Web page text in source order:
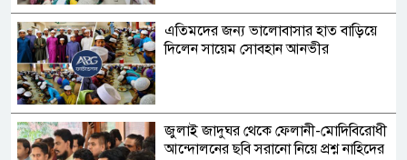
এতিমদের জন্য ভালোবাসার হাত বাড়িয়ে
দিলেন সায়েম সোবহান আনভীর
জুলাই জাদুঘর থেকে ফেলানী-মোদিবিরোধী
আন্দোলনের ছবি সরানো নিয়ে প্রশ্ন নাহিদের